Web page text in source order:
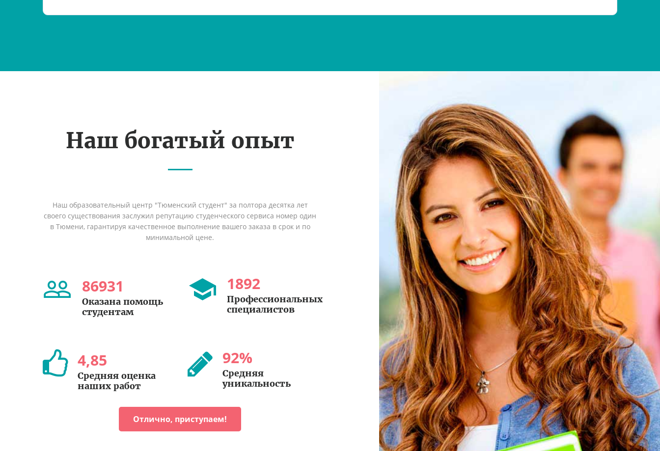
Наш богатый опыт
Наш образовательный центр "Тюменский студент" за полтора десятка лет
своего существования заслужил репутацию студенческого сервиса номер один
в Тюмени, гарантируя качественное выполнение вашего заказа в срок и по
минимальной цене.
86931
Оказана помощь
студентам
1892
Профессиональных
специалистов
4,85
Средняя оценка
наших работ
92%
Средняя
уникальность
Отлично, приступаем!